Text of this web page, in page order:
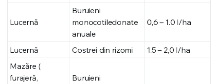
Lucernă
Buruieni
monocotiledonate
anuale
0,6 – 1.0 l/ha
Lucernă Costrei din rizomi
1.5 – 2,0 l/ha
Mazăre (
furajeră,
Buruieni